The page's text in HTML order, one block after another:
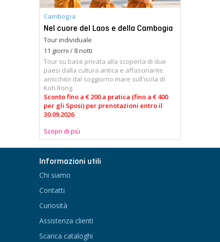
Cambogia
Nel cuore del Laos e della Cambogia
Tour individuale
11 giorni / 8 notti
Tour su base privata alla scoperta di due
paesi dalla cultura antica e affascinante
arricchito dal soggiorno mare sull'isola di
Koh Rong.
Sconto fino a € 200 a pratica (fino a € 400
per gli Sposi) per prenotazioni entro il
30.09.2026
Scopri di più
Informazioni utili
Chi siamo
Contatti
Curiosità
Assistenza clienti
Scarica cataloghi